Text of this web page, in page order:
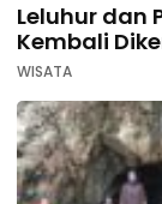
Leluhur dan
Kembali
WISATA